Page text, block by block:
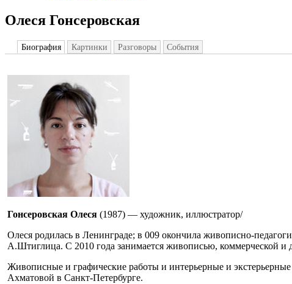
Олеся Гонсеровская
Биография Картинки Разговоры События
Гонсеровская Олеся (1987) — художник, иллюстратор/
Олеся родилась в Ленинграде; в 009 окончила живописно-
А.Штиглица. С 2010 года занимается живописью, коммерческой и
Живописные и графические работы и интерьерные и
Ахматовой в Санкт-Петербурге.